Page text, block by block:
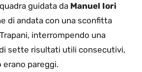
guidata da Manuel Iori
di andata con una sconfitta
interrompendo una
sette risultati utili consecutivi,
erano pareggi.